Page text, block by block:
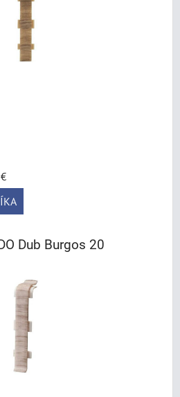
Dub Burgos 20